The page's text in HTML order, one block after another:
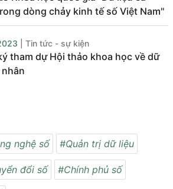
dòng chảy kinh tế số Việt Nam"
| Tin tức - sự kiện
tham dự Hội thảo khoa học về dữ
nghệ số #Quản trị dữ liệu
đổi số #Chính phủ số